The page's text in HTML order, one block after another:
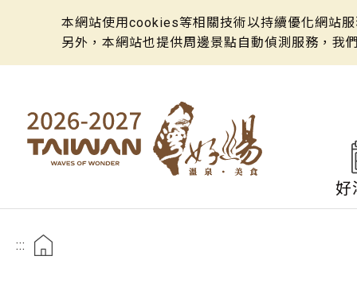
本網站使用cookies等相關技術以持續優化網站
另外，本網站也提供周邊景點自動偵測服務，我
好
:::